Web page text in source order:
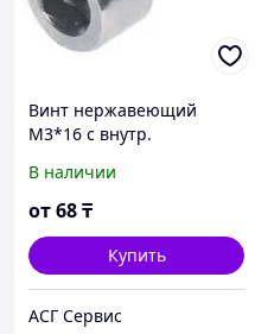
Винт нержавеющий
М3*16 с внутр.
912
В наличии
от68₸
Купить
АСГ Сервис